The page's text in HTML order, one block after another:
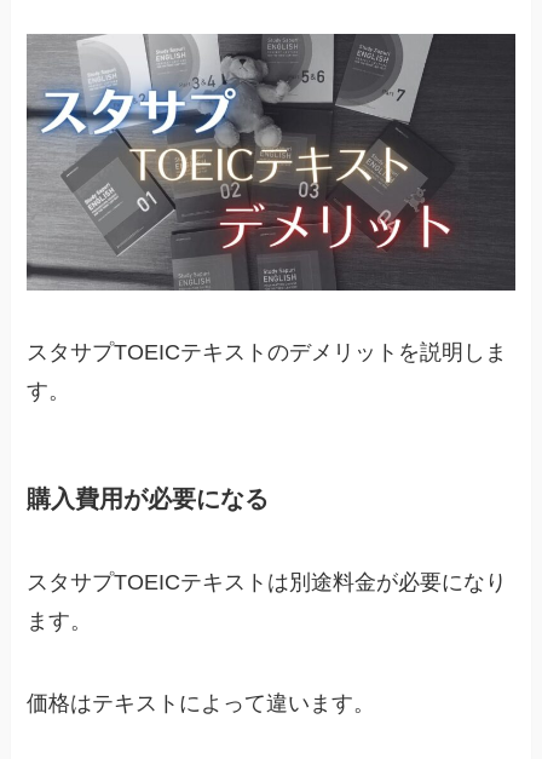
スタサプTOEICテキストのデメリットを説明しま
す。
購入費用が必要になる
スタサプTOEICテキストは別途料金が必要になり
ます。
価格はテキストによって違います。